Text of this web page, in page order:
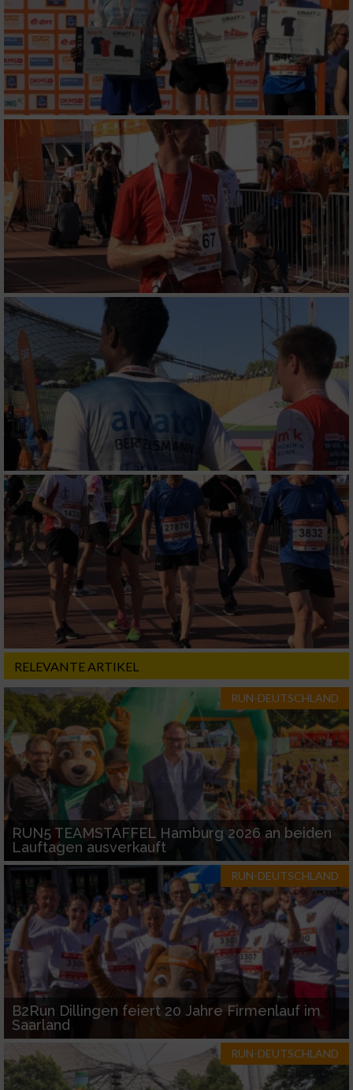
RELEVANTE ARTIKEL
RUN-DEUTSCHLAND
RUN5 TEAMSTAFFEL Hamburg 2026 an beiden
Lauftagen ausverkauft
RUN-DEUTSCHLAND
B2Run Dillingen feiert 20 Jahre Firmenlauf im
Saarland
RUN-DEUTSCHLAND
Performance
Funktional
Werbung